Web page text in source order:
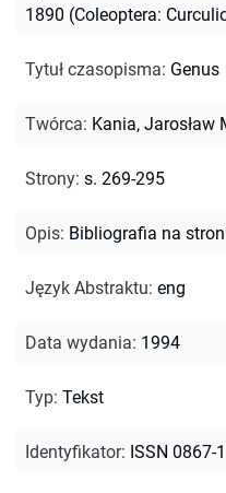
1890 (Coleoptera:
Tytuł czasopisma: Genus
Twórca: Kania, Jarosław
Strony: s. 269-295
Opis: Bibliografia na
Język Abstraktu: eng
Data wydania: 1994
Typ: Tekst
Identyfikator: ISSN 0867-